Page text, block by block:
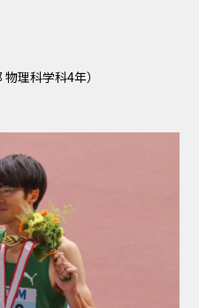
理科学科4年）